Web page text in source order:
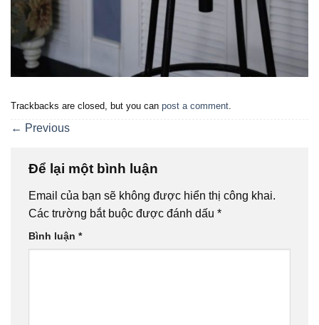
Trackbacks are closed, but you can post a comment
← Previous
Để lại một bình luận
Email của bạn sẽ không được hiển thị công khai.
Các trường bắt buộc được đánh dấu *
Bình luận *